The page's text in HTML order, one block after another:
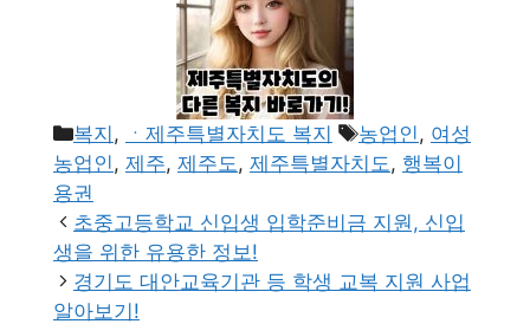
카
테
고
리
복지 , ㆍ제주특별자치도 복지
태
그
농업인, 여성
농업인, 제주, 제주도, 제주특별자치도, 행복이
용권
초중고등학교 신입생 입학준비금 지원, 신입
생을 위한 유용한 정보!
경기도 대안교육기관 등 학생 교복 지원 사업
알아보기!